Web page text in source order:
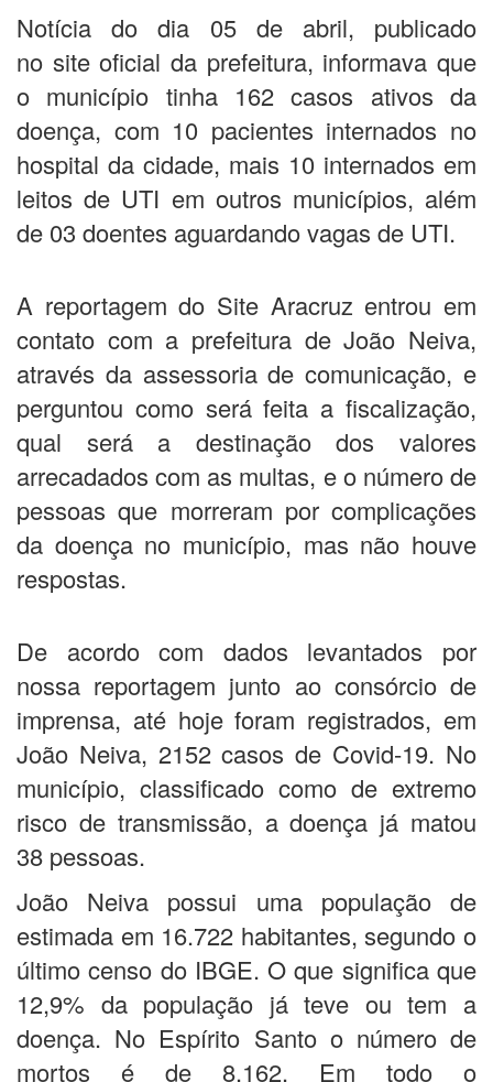
Notícia do dia 05 de abril, publicado
no site oficial da prefeitura, informava que
o município tinha 162 casos ativos da
doença, com 10 pacientes internados no
hospital da cidade, mais 10 internados em
leitos de UTI em outros municípios, além
de 03 doentes aguardando vagas de UTI.
A reportagem do Site Aracruz entrou em
contato com a prefeitura de João Neiva,
através da assessoria de comunicação, e
perguntou como será feita a fiscalização,
qual será a destinação dos valores
arrecadados com as multas, e o número de
pessoas que morreram por complicações
da doença no município, mas não houve
respostas.
De acordo com dados levantados por
nossa reportagem junto ao consórcio de
imprensa, até hoje foram registrados, em
João Neiva, 2152 casos de Covid-19. No
município, classificado como de extremo
risco de transmissão, a doença já matou
38 pessoas.
João Neiva possui uma população de
estimada em 16.722 habitantes, segundo o
último censo do IBGE. O que significa que
12,9% da população já teve ou tem a
doença. No Espírito Santo o número de
mortos é de 8.162. Em todo o